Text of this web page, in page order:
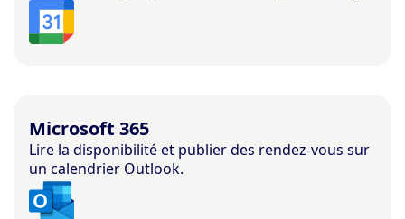
Microsoft 365
Lire la disponibilité et publier des rendez-vous sur
un calendrier Outlook.